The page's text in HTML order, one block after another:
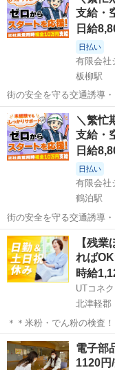
支給♪ 【日払い制度】 ...
支給・
日給
日払い
有限会社
板柳駅
街の安全を守る交通誘導
ベント会場で、 歩行者や
仕事です。 【具体的には…】 ◎ 工事現場での歩行者・車両の誘導や
ご案内 ◎ 工事車両の出入
青森 北津軽郡 板
＼繁忙
支給・
日給
日払い
有限会社
鶴泊駅
街の安全を守る交通誘導
ベント会場で、 歩行者や
仕事です。 【具体的には…】 ◎ 工事現場での歩行者・車両の誘導や
ご案内 ◎ 工事車両の出入
青森 北津軽郡 鶴
【残
れば
時給
UTコネ
北津軽郡
＊＊米粉・でん粉の検査！＊＊ PC操作ができればOK♪ 未
心の丁寧な研修あり！ さまざまな食品の原材料となる、 米・でん粉加
工品を製造している会社でのお仕事です！
理用・検査機器を使...
青森 北津軽郡 倉
電子部
1120円